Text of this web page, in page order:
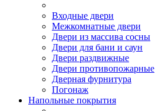
Входные двери
Межкомнатные двери
Двери из массива сосны
Двери для бани и саун
Двери раздвижные
Двери противопожарные
Дверная фурнитура
Погонаж
Напольные покрытия